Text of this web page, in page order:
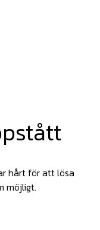
hårt för att lösa
möjligt.